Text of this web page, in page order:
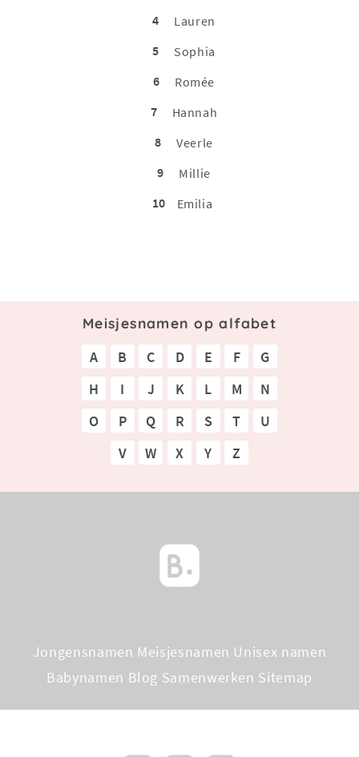
4
Lauren
5
Sophia
6
Romée
7
Hannah
8
Veerle
9
Millie
10
Emilia
Meisjesnamen op alfabet
A B C D E F
G
H
I J K L M
N
O
P Q R S T
U
V
W X Y Z
Jongensnamen Meisjesnamen Unisex namen
Babynamen Blog Samenwerken Sitemap